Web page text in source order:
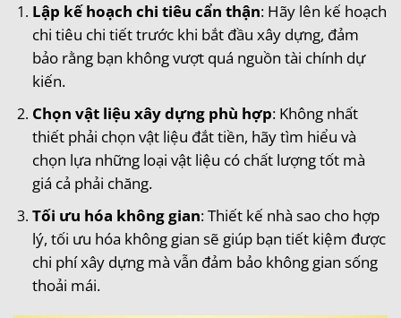
Lập kế hoạch chi tiêu cẩn thận: Hãy lên kế hoạch
chi tiêu chi tiết trước khi bắt đầu xây dựng, đảm
bảo rằng bạn không vượt quá nguồn tài chính dự
kiến.
Chọn vật liệu xây dựng phù hợp: Không nhất
thiết phải chọn vật liệu đắt tiền, hãy tìm hiểu và
chọn lựa những loại vật liệu có chất lượng tốt mà
giá cả phải chăng.
Tối ưu hóa không gian: Thiết kế nhà sao cho hợp
lý, tối ưu hóa không gian sẽ giúp bạn tiết kiệm được
chi phí xây dựng mà vẫn đảm bảo không gian sống
thoải mái.